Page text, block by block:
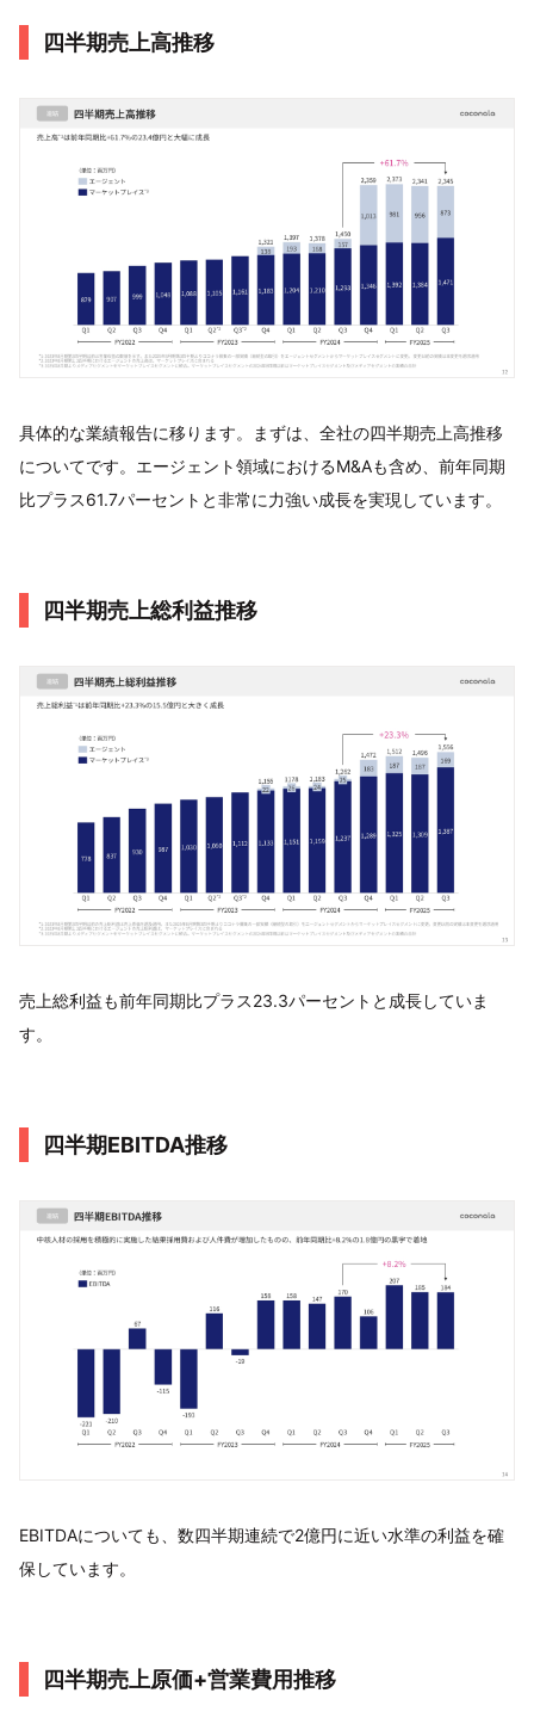
四半期売上高推移
具体的な業績報告に移ります。まずは、全社の四半期売上高推移
についてです。エージェント領域におけるM&Aも含め、前年同期
比プラス61.7パーセントと非常に力強い成長を実現しています。
四半期売上総利益推移
売上総利益も前年同期比プラス23.3パーセントと成長していま
す。
四半期EBITDA推移
EBITDAについても、数四半期連続で2億円に近い水準の利益を確
保しています。
四半期売上原価+営業費用推移